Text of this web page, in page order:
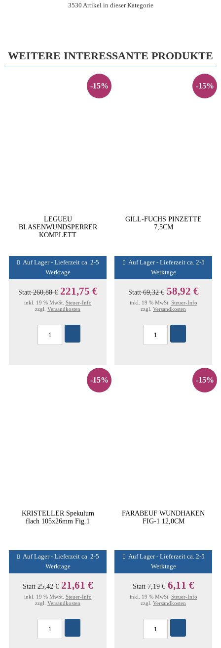
3530 Artikel in dieser Kategorie
WEITERE INTERESSANTE PRODUKTE
-15%
LEGUEU
BLASENWUNDSPERRER
KOMPLETT
Auf Lager - Lieferzeit ca. 2-5
Werktage
Statt260,88 € 221,75 €
inkl. 19 % MwSt. Steuer-Info
zzgl. Versandkosten
-15%
GILL-FUCHS PINZETTE
7,5CM
Auf Lager - Lieferzeit ca. 2-5
Werktage
Statt69,32 € 58,92 €
inkl. 19 % MwSt. Steuer-Info
zzgl. Versandkosten
-15%
KRISTELLER Spekulum
flach 105x26mm Fig.1
Auf Lager - Lieferzeit ca. 2-5
Werktage
Statt25,42 € 21,61 €
inkl. 19 % MwSt. Steuer-Info
zzgl. Versandkosten
-15%
FARABEUF WUNDHAKEN
FIG-1 12,0CM
Auf Lager - Lieferzeit ca. 2-5
Werktage
Statt7,19 € 6,11 €
inkl. 19 % MwSt. Steuer-Info
zzgl. Versandkosten